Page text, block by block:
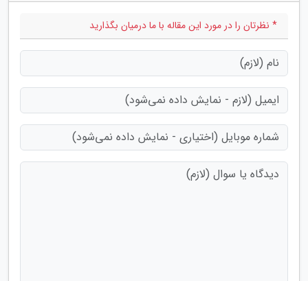
* نظرتان را در مورد این مقاله با ما درمیان بگذارید